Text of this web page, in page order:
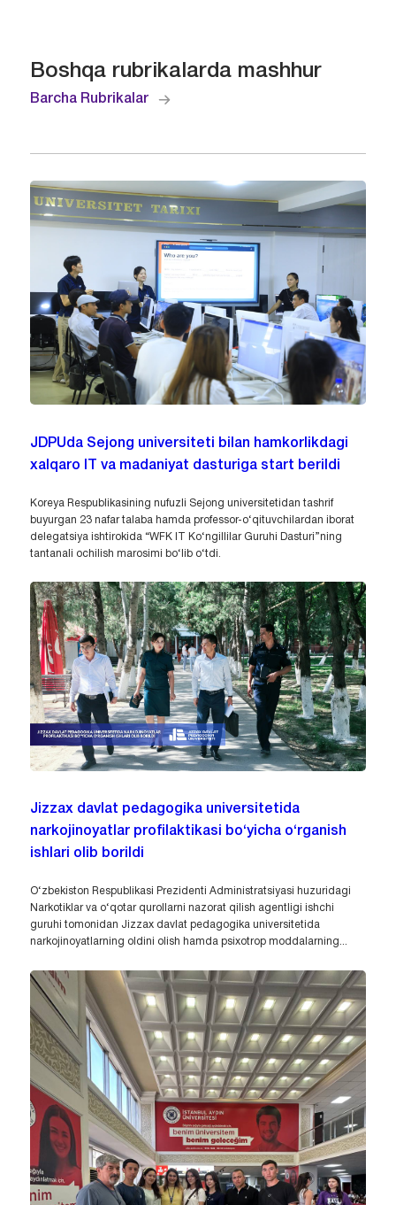
Boshqa rubrikalarda mashhur
Barcha Rubrikalar
JDPUda Sejong universiteti bilan hamkorlikdagi
xalqaro IT va madaniyat dasturiga start berildi
Koreya Respublikasining nufuzli Sejong universitetidan tashrif
buyurgan 23 nafar talaba hamda professor-o‘qituvchilardan iborat
delegatsiya ishtirokida “WFK IT Ko‘ngillilar Guruhi Dasturi”ning
tantanali ochilish marosimi bo‘lib o‘tdi.
Jizzax davlat pedagogika universitetida
narkojinoyatlar profilaktikasi bo‘yicha o‘rganish
ishlari olib borildi
O‘zbekiston Respublikasi Prezidenti Administratsiyasi huzuridagi
Narkotiklar va o‘qotar qurollarni nazorat qilish agentligi ishchi
guruhi tomonidan Jizzax davlat pedagogika universitetida
narkojinoyatlarning oldini olish hamda psixotrop moddalarning...